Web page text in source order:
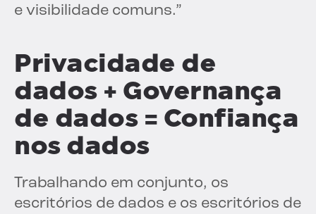
e visibilidade comuns.”
Privacidade de
dados + Governança
de dados = Confiança
nos dados
Trabalhando em conjunto, os
escritórios de dados e os escritórios de